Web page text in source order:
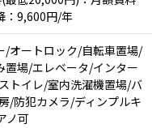
：9,600円/年
/オートロック/自転車置場/
置場/エレベータ/インター
トイレ/室内洗濯機置場/バ
/防犯カメラ/ディンプルキ
ノ可